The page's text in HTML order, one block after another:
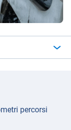
percorsi